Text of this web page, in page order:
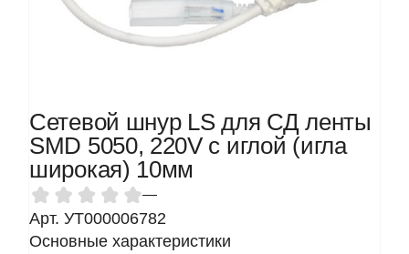
Сетевой шнур LS для СД ленты
SMD 5050, 220V с иглой (игла
широкая) 10мм
—
Арт. УТ000006782
Основные характеристики